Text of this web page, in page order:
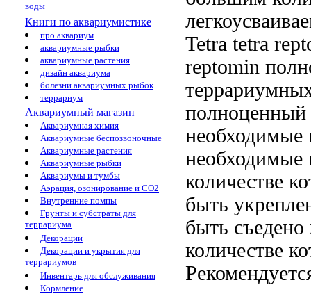
воды
Книги по аквариумистике
про аквариум
аквариумные рыбки
аквариумные растения
дизайн аквариума
болезни аквариумных рыбок
террариум
Аквариумный магазин
Аквариумная химия
Аквариумные беспозвоночные
Аквариумные растения
Аквариумные рыбки
Аквариумы и тумбы
Аэрация, озонирование и CO2
Внутренние помпы
Грунты и субстраты для
террариума
Декорации
Декорации и укрытия для
террариумов
Инвентарь для обслуживания
Кормление
Tetra tetra
reptomin
полноценный
необходимые
необходимые
количестве
быть
быть
количестве